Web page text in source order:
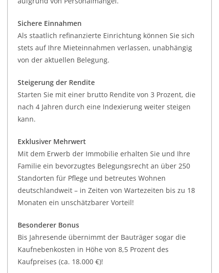
Sichere Einnahmen
Als staatlich refinanzierte Einrichtung können Sie sich
stets auf Ihre Mieteinnahmen verlassen, unabhängig
von der aktuellen Belegung.
Steigerung der Rendite
Starten Sie mit einer brutto Rendite von 3 Prozent, die
nach 4 Jahren durch eine Indexierung weiter steigen
kann.
Exklusiver Mehrwert
Mit dem Erwerb der Immobilie erhalten Sie und Ihre
Familie ein bevorzugtes Belegungsrecht an über 250
Standorten für Pflege und betreutes Wohnen
deutschlandweit – in Zeiten von Wartezeiten bis zu 18
Monaten ein unschätzbarer Vorteil!
Besonderer Bonus
Bis Jahresende übernimmt der Bauträger sogar die
Kaufnebenkosten in Höhe von 8,5 Prozent des
Kaufpreises (ca. 18.000 €)!